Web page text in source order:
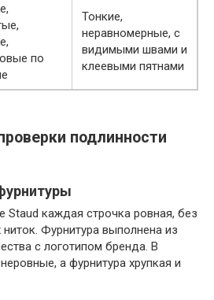
по
Тонкие,
неравномерные, с
видимыми швами и
клеевыми пятнами
подлинности
Staud каждая строчка ровная, без
Фурнитура выполнена из
с логотипом бренда. В
а фурнитура хрупкая и